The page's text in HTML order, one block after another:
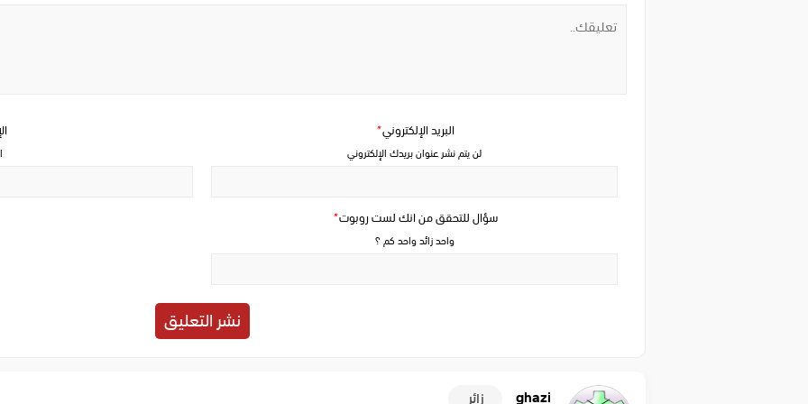
سؤال للتحقق من انك لست روبوت*
واحد زائد واحد كم ؟
البريد الإلكتروني*
لن يتم نشر عنوان بريدك الإلكتروني
ghazi زائر